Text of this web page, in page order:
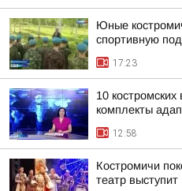
Юные
спортивную
17:23
10
комплекты
12:58
Костромичи
театр